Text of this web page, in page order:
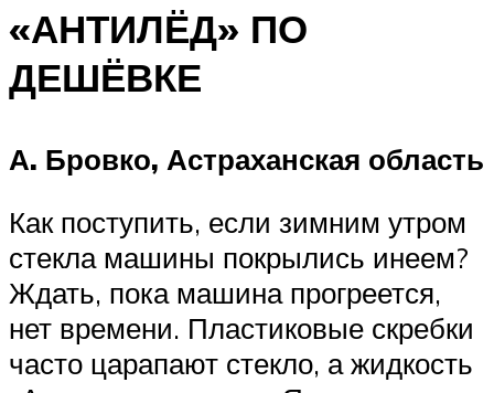
«АНТИЛЁД» ПО
ДЕШЁВКЕ
А. Бровко, Астраханская область
Как поступить, если зимним утром
стекла машины покрылись инеем?
Ждать, пока машина прогреется,
нет времени. Пластиковые скребки
часто царапают стекло, а жидкость